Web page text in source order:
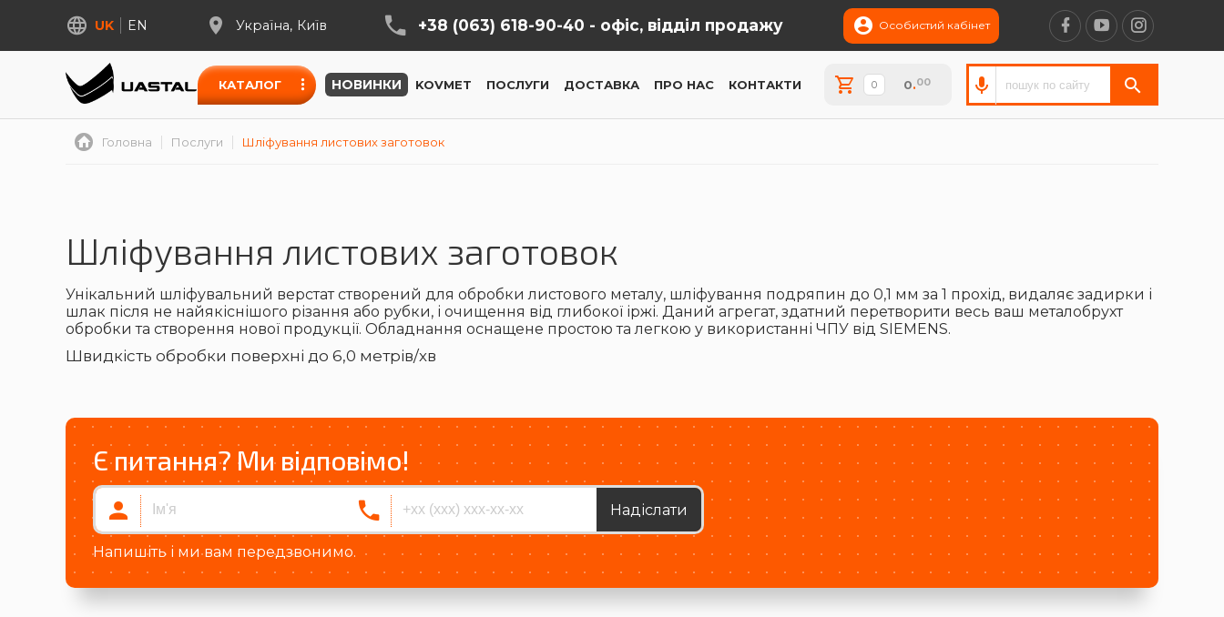
UK EN Україна Київ +38 (063) 618-90-40 - офіс, відділ продажу Особистий кабінет
КАТАЛОГ НОВИНКИ KOVMET ПОСЛУГИ ДОСТАВКА ПРО НАС КОНТАКТИ 0.00
Головна Послуги Шліфування листових заготовок
Шліфування листових заготовок
Унікальний шліфувальний верстат створений для обробки листового металу, шліфування подряпин до 0,1 мм за 1 прохід, видаляє задирки і
шлак після не найякіснішого різання або рубки, і очищення від глибокої іржі. Даний агрегат, здатний перетворити весь ваш металобрухт
обробки та створення нової продукції. Обладнання оснащене простою та легкою у використанні ЧПУ від SIEMENS.
Швидкість обробки поверхні до 6,0 метрів/хв
Є питання? Ми відповімо!
Надіслати
Напишіть і ми вам передзвонимо.